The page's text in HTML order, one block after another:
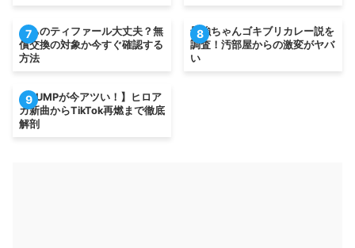
7
うちのティファール大丈夫？無
償交換の対象か今すぐ確認する
方法
8
最強ちゃんゴキブリカレー説を
調査！汚部屋からの激変がヤバ
い
9
【BUMPが今アツい！】ヒロア
カ新曲からTikTok再燃まで徹底
解剖